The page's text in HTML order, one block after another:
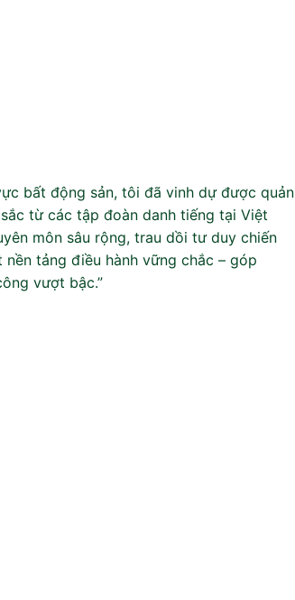
bất động sản, tôi đã vinh dự được quản
từ các tập đoàn danh tiếng tại Việt
môn sâu rộng, trau dồi tư duy chiến
tảng điều hành vững chắc – góp
vượt bậc.”